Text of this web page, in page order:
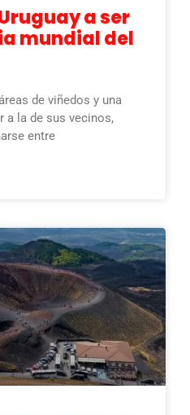
a ser
mundial del
de viñedos y una
a la de sus vecinos,
entre